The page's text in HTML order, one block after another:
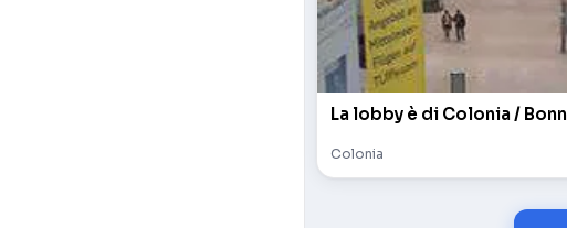
La lobby è di Colonia / Bonn
Colonia